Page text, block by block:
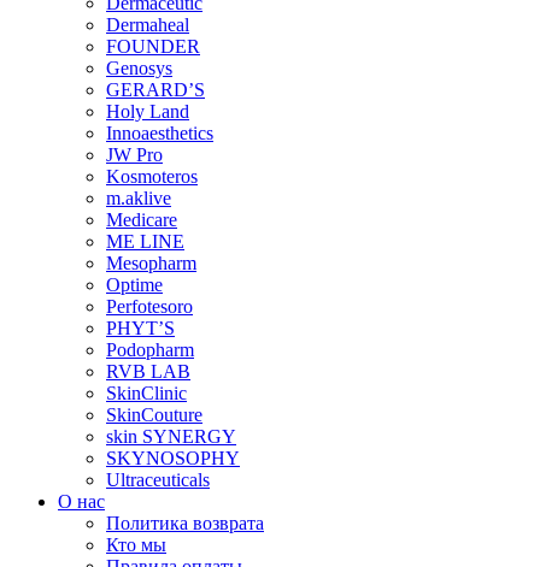
Dermaheal
FOUNDER
Genosys
GERARD’S
Holy Land
Innoaesthetics
JW Pro
Kosmoteros
m.aklive
Medicare
ME LINE
Mesopharm
Optime
Perfotesoro
PHYT’S
Podopharm
RVB LAB
SkinClinic
SkinCouture
skin SYNERGY
SKYNOSOPHY
Ultraceuticals
О нас
Политика возврата
Кто мы